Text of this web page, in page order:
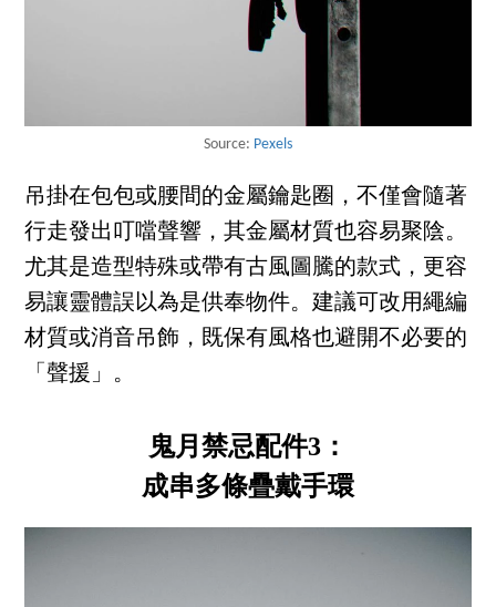
Source: Pexels
吊掛在包包或腰間的金屬鑰匙圈，不僅會隨著
行走發出叮噹聲響，其金屬材質也容易聚陰。
尤其是造型特殊或帶有古風圖騰的款式，更容
易讓靈體誤以為是供奉物件。建議可改用繩編
材質或消音吊飾，既保有風格也避開不必要的
「聲援」。
鬼月禁忌配件3：
成串多條疊戴手環